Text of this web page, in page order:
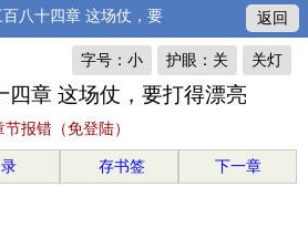
百八十四章 这场仗，要 返回
关灯
护眼：关
字号：小
四章 这场仗，要打得漂亮
节报错（免登陆）
存书签 下一章